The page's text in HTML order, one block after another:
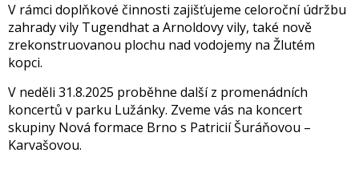
V rámci doplňkové činnosti zajišťujeme celoroční údržbu
zahrady vily Tugendhat a Arnoldovy vily, také nově
zrekonstruovanou plochu nad vodojemy na Žlutém
kopci.
V neděli 31.8.2025 proběhne další z promenádních
koncertů v parku Lužánky. Zveme vás na koncert
skupiny Nová formace Brno s Patricií Šuráňovou –
Karvašovou.